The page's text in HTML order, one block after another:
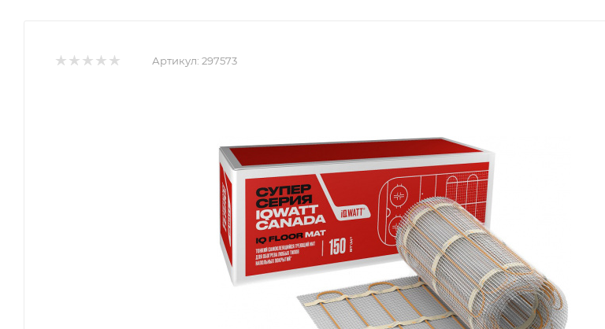
Артикул: 297573